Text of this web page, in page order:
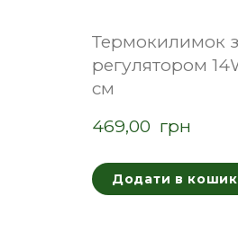
Термокилимок з
регулятором
см
469,00  грн
Додати в кошик